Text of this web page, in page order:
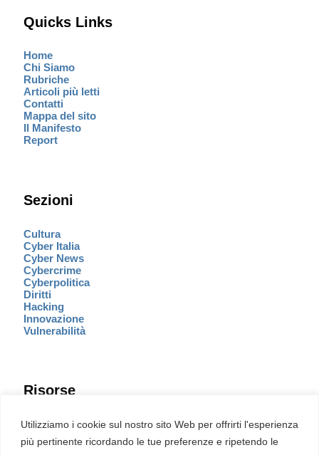
Utilizziamo i cookie sul nostro sito Web per offrirti l'esperienza
più pertinente ricordando le tue preferenze e ripetendo le
Quicks Links
Home
Chi Siamo
Rubriche
Articoli più letti
Contatti
Mappa del sito
Il Manifesto
Report
Sezioni
Cultura
Cyber Italia
Cyber News
Cybercrime
Cyberpolitica
Diritti
Hacking
Innovazione
Vulnerabilità
Risorse
Eventi
Fumetto Cyber
Newsletter